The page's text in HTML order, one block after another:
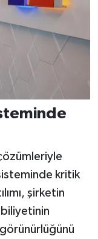
kritik
şirketin
görünürlüğünü